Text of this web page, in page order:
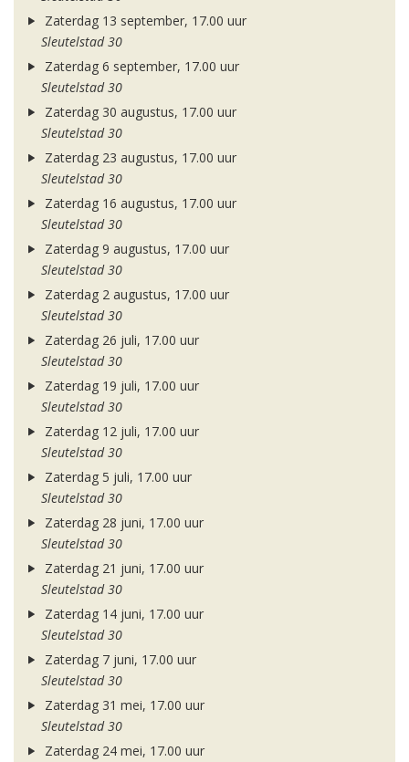
Zaterdag 13 september, 17.00 uur
Sleutelstad 30
Zaterdag 6 september, 17.00 uur
Sleutelstad 30
Zaterdag 30 augustus, 17.00 uur
Sleutelstad 30
Zaterdag 23 augustus, 17.00 uur
Sleutelstad 30
Zaterdag 16 augustus, 17.00 uur
Sleutelstad 30
Zaterdag 9 augustus, 17.00 uur
Sleutelstad 30
Zaterdag 2 augustus, 17.00 uur
Sleutelstad 30
Zaterdag 26 juli, 17.00 uur
Sleutelstad 30
Zaterdag 19 juli, 17.00 uur
Sleutelstad 30
Zaterdag 12 juli, 17.00 uur
Sleutelstad 30
Zaterdag 5 juli, 17.00 uur
Sleutelstad 30
Zaterdag 28 juni, 17.00 uur
Sleutelstad 30
Zaterdag 21 juni, 17.00 uur
Sleutelstad 30
Zaterdag 14 juni, 17.00 uur
Sleutelstad 30
Zaterdag 7 juni, 17.00 uur
Sleutelstad 30
Zaterdag 31 mei, 17.00 uur
Sleutelstad 30
Zaterdag 24 mei, 17.00 uur